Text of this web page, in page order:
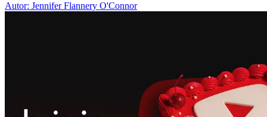
Autor: Jennifer Flannery O'Connor